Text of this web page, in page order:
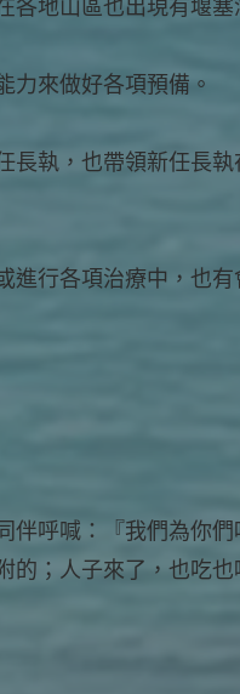
地山區也出現有堰
力來做好各項預備。
執，也帶領新任長
行各項治療中，也
呼喊：『我們為你
；人子來了，也吃